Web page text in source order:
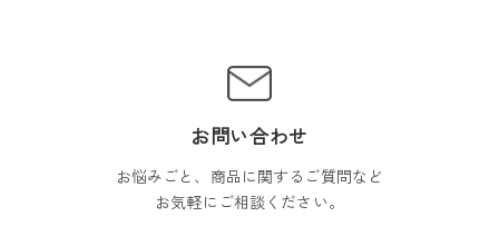
お問い合わせ
お悩みごと、商品に関するご質問など
お気軽にご相談ください。